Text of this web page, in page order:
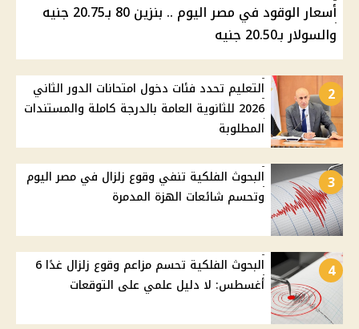
أسعار الوقود في مصر اليوم .. بنزين 80 بـ20.75 جنيه
والسولار بـ20.50 جنيه
2
التعليم تحدد فئات دخول امتحانات الدور الثاني
2026 للثانوية العامة بالدرجة كاملة والمستندات
المطلوبة
3
البحوث الفلكية تنفي وقوع زلزال في مصر اليوم
وتحسم شائعات الهزة المدمرة
4
البحوث الفلكية تحسم مزاعم وقوع زلزال غدًا 6
أغسطس: لا دليل علمي على التوقعات